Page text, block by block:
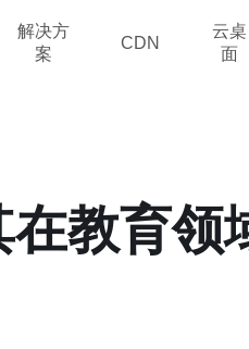
解决方
案
CDN
云桌
面
教育领